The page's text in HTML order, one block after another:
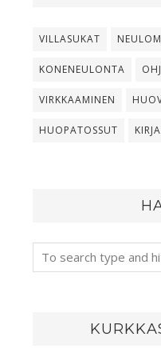
VILLASUKAT
KONENEULONTA
VIRKKAAMINEN
HUOPATOSSUT